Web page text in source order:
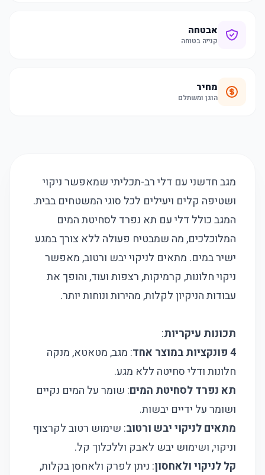
אבטחה
קנייה בטוחה
מחיר
הוגן ומשתלם
מגב חדשני עם דלי רב-תכליתי שמאפשר ניקוי
ושטיפה קלים ויעילים לכל סוגי המשטחים בבית.
המגב כולל דלי עם תא נפרד לסחיטת המים
המלוכלכים, מה שמבטיח פעולה ללא צורך במגע
ישיר במים. מתאים לניקוי יבש ורטוב, מאפשר
ניקוי חלונות, קרמיקות, רצפות ועוד, והופך את
עבודות הניקיון לקלות, מהירות ונוחות יותר.
תכונות עיקריות:
4 פונקציות במוצר אחד
: מגב, מטאטא, מנקה
חלונות ודלי סחיטה ללא מגע.
תא נפרד לסחיטת המים: שומר על המים נקיים
ושומר על ידיים יבשות.
מתאים לניקוי יבש ורטוב: שימוש רטוב לקרצוף
וניקוי, ושימוש יבש לאבק וללכלוך קל.
קל לניקוי ולאחסון: ניתן לפרק ולאחסן בקלות,